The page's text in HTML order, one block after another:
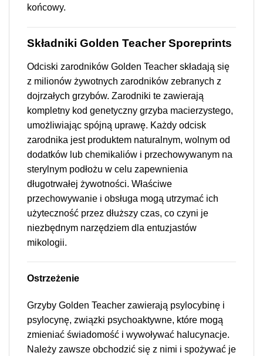
końcowy.
Składniki Golden Teacher Sporeprints
Odciski zarodników Golden Teacher składają się
z milionów żywotnych zarodników zebranych z
dojrzałych grzybów. Zarodniki te zawierają
kompletny kod genetyczny grzyba macierzystego,
umożliwiając spójną uprawę. Każdy odcisk
zarodnika jest produktem naturalnym, wolnym od
dodatków lub chemikaliów i przechowywanym na
sterylnym podłożu w celu zapewnienia
długotrwałej żywotności. Właściwe
przechowywanie i obsługa mogą utrzymać ich
użyteczność przez dłuższy czas, co czyni je
niezbędnym narzędziem dla entuzjastów
mikologii.
Ostrzeżenie
Grzyby Golden Teacher zawierają psylocybinę i
psylocynę, związki psychoaktywne, które mogą
zmieniać świadomość i wywoływać halucynacje.
Należy zawsze obchodzić się z nimi i spożywać je